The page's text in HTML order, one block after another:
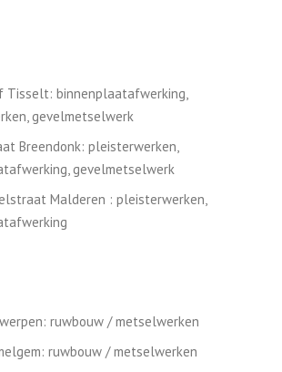
Tisselt: binnenplaatafwerking,
gevelmetselwerk
Breendonk: pleisterwerken,
gevelmetselwerk
Malderen : pleisterwerken,
ruwbouw / metselwerken
ruwbouw / metselwerken